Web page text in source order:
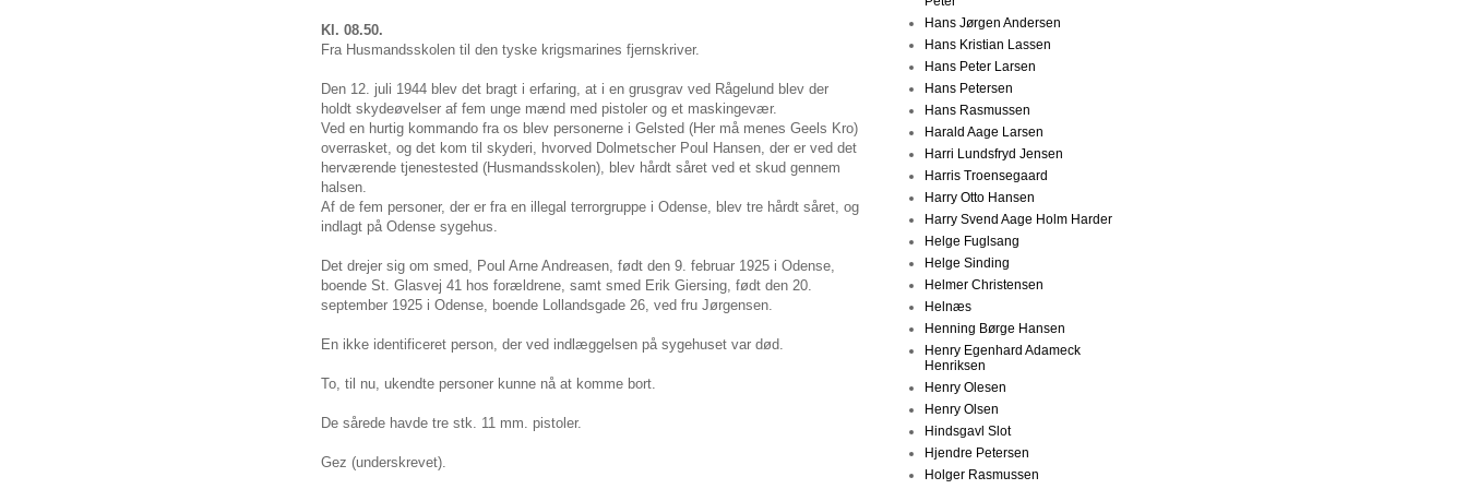
Kl. 08.50.
Fra Husmandsskolen til den tyske krigsmarines fjernskriver.
Den 12. juli 1944 blev det bragt i erfaring, at i en grusgrav ved Rågelund blev der
holdt skydeøvelser af fem unge mænd med pistoler og et maskingevær.
Ved en hurtig kommando fra os blev personerne i Gelsted (Her må menes Geels Kro)
overrasket, og det kom til skyderi, hvorved Dolmetscher Poul Hansen, der er ved det
herværende tjenestested (Husmandsskolen), blev hårdt såret ved et skud gennem
halsen.
Af de fem personer, der er fra en illegal terrorgruppe i Odense, blev tre hårdt såret, og
indlagt på Odense sygehus.
Det drejer sig om smed, Poul Arne Andreasen, født den 9. februar 1925 i Odense,
boende St. Glasvej 41 hos forældrene, samt smed Erik Giersing, født den 20.
september 1925 i Odense, boende Lollandsgade 26, ved fru Jørgensen.
En ikke identificeret person, der ved indlæggelsen på sygehuset var død.
To, til nu, ukendte personer kunne nå at komme bort.
De sårede havde tre stk. 11 mm. pistoler.
Gez (underskrevet).
Hans Jørgen Andersen
Hans Kristian Lassen
Hans Peter Larsen
Hans Petersen
Hans Rasmussen
Harald Aage Larsen
Harri Lundsfryd Jensen
Harris Troensegaard
Harry Otto Hansen
Harry Svend Aage Holm Harder
Helge Fuglsang
Helge Sinding
Helmer Christensen
Helnæs
Henning Børge Hansen
Henry Egenhard Adameck
Henriksen
Henry Olesen
Henry Olsen
Hindsgavl Slot
Hjendre Petersen
Holger Rasmussen